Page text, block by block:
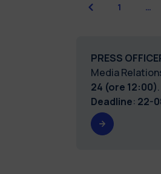
Previous
1 …
PRESS
Media
24 (ore 12:00).
Deadline: 22-